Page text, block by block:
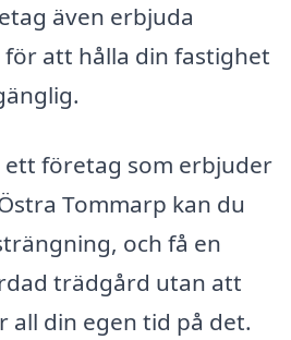
även erbjuda
att hålla din fastighet
ett företag som erbjuder
Tommarp kan du
och få en
trädgård utan att
all din egen tid på det.